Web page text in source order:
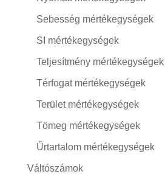
Sebesség mértékegységek
SI mértékegységek
Teljesítmény mértékegységek
Térfogat mértékegységek
Terület mértékegységek
Tömeg mértékegységek
Űrtartalom mértékegységek
Váltószámok